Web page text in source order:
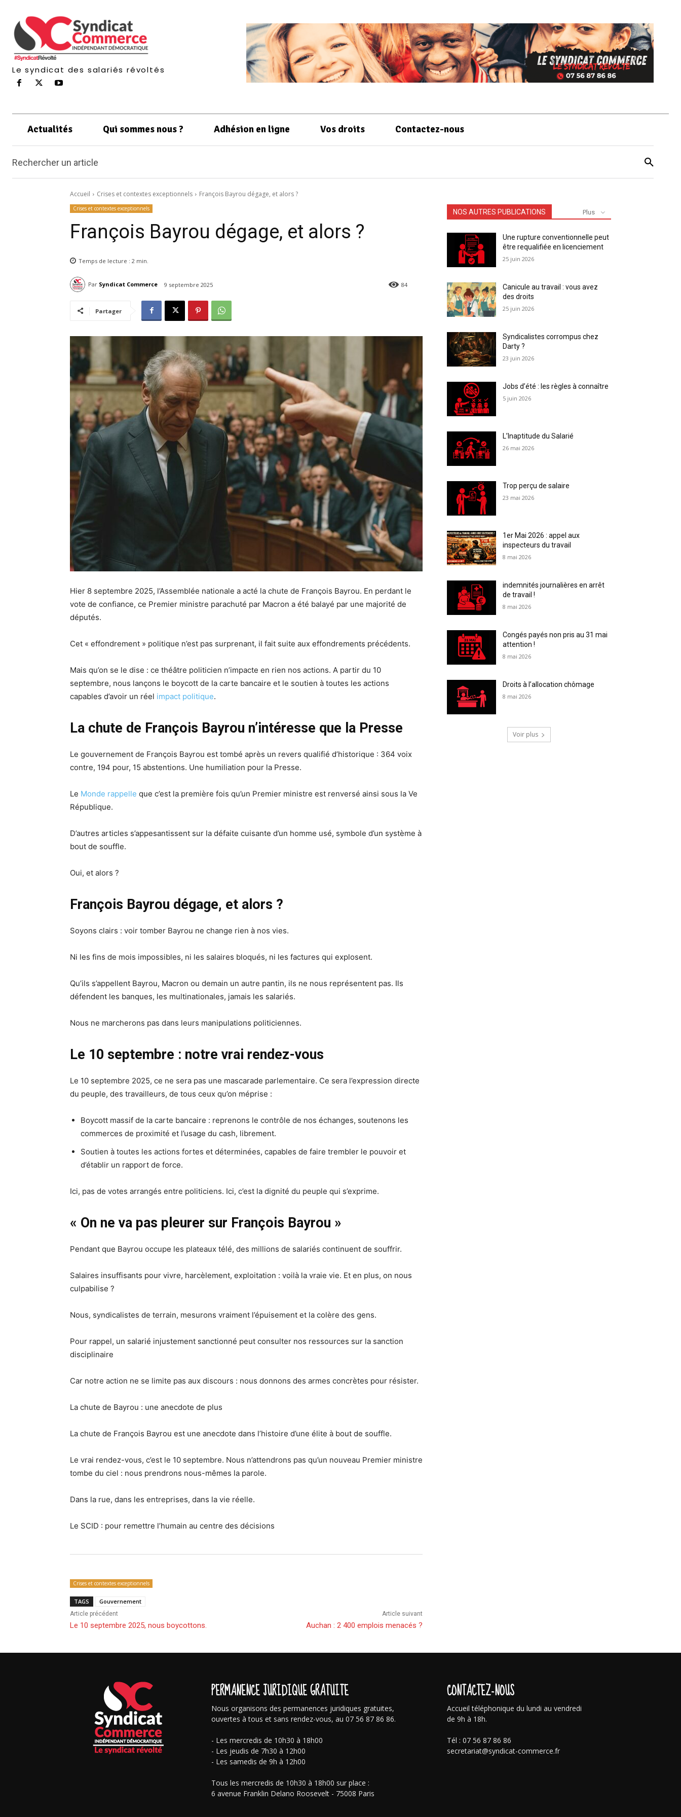
Le syndicat des salariés révoltés
Actualités Qui sommes nous ? Adhésion en ligne Vos droits Contactez-nous
Rechercher un article
Accueil Crises et contextes exceptionnels François Bayrou dégage, et alors ?
Crises et contextes exceptionnels
François Bayrou dégage, et alors ?
Temps de lecture : 2 min.
Par Syndicat Commerce 9 septembre 2025 84
Partager
Hier 8 septembre 2025, l’Assemblée nationale a acté la chute de François Bayrou. En perdant le
vote de confiance, ce Premier ministre parachuté par Macron a été balayé par une majorité de
députés.
Cet « effondrement » politique n’est pas surprenant, il fait suite aux effondrements précédents.
Mais qu’on se le dise : ce théâtre politicien n’impacte en rien nos actions. A partir du 10
septembre, nous lançons le boycott de la carte bancaire et le soutien à toutes les actions
capables d’avoir un réel impact politique.
La chute de François Bayrou n’intéresse que la Presse
Le gouvernement de François Bayrou est tombé après un revers qualifié d’historique : 364 voix
contre, 194 pour, 15 abstentions. Une humiliation pour la Presse.
Le Monde rappelle que c’est la première fois qu’un Premier ministre est renversé ainsi sous la Ve
République.
D’autres articles s’appesantissent sur la défaite cuisante d’un homme usé, symbole d’un système à
bout de souffle.
Oui, et alors ?
François Bayrou dégage, et alors ?
Soyons clairs : voir tomber Bayrou ne change rien à nos vies.
Ni les fins de mois impossibles, ni les salaires bloqués, ni les factures qui explosent.
Qu’ils s’appellent Bayrou, Macron ou demain un autre pantin, ils ne nous représentent pas. Ils
défendent les banques, les multinationales, jamais les salariés.
Nous ne marcherons pas dans leurs manipulations politiciennes.
Le 10 septembre : notre vrai rendez-vous
Le 10 septembre 2025, ce ne sera pas une mascarade parlementaire. Ce sera l’expression directe
du peuple, des travailleurs, de tous ceux qu’on méprise :
Boycott massif de la carte bancaire : reprenons le contrôle de nos échanges, soutenons les
commerces de proximité et l’usage du cash, librement.
Soutien à toutes les actions fortes et déterminées, capables de faire trembler le pouvoir et
d’établir un rapport de force.
Ici, pas de votes arrangés entre politiciens. Ici, c’est la dignité du peuple qui s’exprime.
« On ne va pas pleurer sur François Bayrou »
Pendant que Bayrou occupe les plateaux télé, des millions de salariés continuent de souffrir.
Salaires insuffisants pour vivre, harcèlement, exploitation : voilà la vraie vie. Et en plus, on nous
culpabilise ?
Nous, syndicalistes de terrain, mesurons vraiment l’épuisement et la colère des gens.
Pour rappel, un salarié injustement sanctionné peut consulter nos ressources sur la sanction
disciplinaire
Car notre action ne se limite pas aux discours : nous donnons des armes concrètes pour résister.
La chute de Bayrou : une anecdote de plus
La chute de François Bayrou est une anecdote dans l’histoire d’une élite à bout de souffle.
Le vrai rendez-vous, c’est le 10 septembre. Nous n’attendrons pas qu’un nouveau Premier ministre
tombe du ciel : nous prendrons nous-mêmes la parole.
Dans la rue, dans les entreprises, dans la vie réelle.
Le SCID : pour remettre l’humain au centre des décisions
Crises et contextes exceptionnels
TAGS Gouvernement
Article précédent
Le 10 septembre 2025, nous boycottons.
Article suivant
Auchan : 2 400 emplois menacés ?
NOS AUTRES PUBLICATIONS Plus
Une rupture conventionnelle peut
être requalifiée en licenciement
25 juin 2026
Canicule au travail : vous avez
des droits
25 juin 2026
Syndicalistes corrompus chez
Darty ?
23 juin 2026
Jobs d’été : les règles à connaître
5 juin 2026
L’Inaptitude du Salarié
26 mai 2026
Trop perçu de salaire
23 mai 2026
1er Mai 2026 : appel aux
inspecteurs du travail
8 mai 2026
indemnités journalières en arrêt
de travail !
8 mai 2026
Congés payés non pris au 31 mai
attention !
8 mai 2026
Droits à l’allocation chômage
8 mai 2026
Voir plus
PERMANENCE JURIDIQUE GRATUITE
Nous organisons des permanences juridiques gratuites,
ouvertes à tous et sans rendez-vous, au 07 56 87 86 86.
- Les mercredis de 10h30 à 18h00
- Les jeudis de 7h30 à 12h00
- Les samedis de 9h à 12h00
Tous les mercredis de 10h30 à 18h00 sur place :
6 avenue Franklin Delano Roosevelt - 75008 Paris
CONTACTEZ-NOUS
Accueil téléphonique du lundi au vendredi
de 9h à 18h.
Tél : 07 56 87 86 86
secretariat@syndicat-commerce.fr